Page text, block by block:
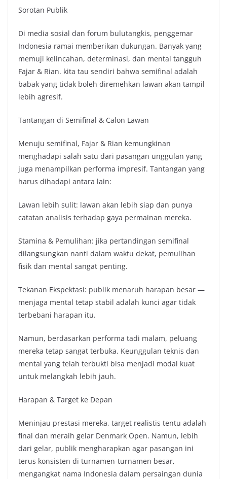
Sorotan Publik
Di media sosial dan forum bulutangkis, penggemar
Indonesia ramai memberikan dukungan. Banyak yang
memuji kelincahan, determinasi, dan mental tangguh
Fajar & Rian. kita tau sendiri bahwa semifinal adalah
babak yang tidak boleh diremehkan lawan akan tampil
lebih agresif.
Tantangan di Semifinal & Calon Lawan
Menuju semifinal, Fajar & Rian kemungkinan
menghadapi salah satu dari pasangan unggulan yang
juga menampilkan performa impresif. Tantangan yang
harus dihadapi antara lain:
Lawan lebih sulit: lawan akan lebih siap dan punya
catatan analisis terhadap gaya permainan mereka.
Stamina & Pemulihan: jika pertandingan semifinal
dilangsungkan nanti dalam waktu dekat, pemulihan
fisik dan mental sangat penting.
Tekanan Ekspektasi: publik menaruh harapan besar —
menjaga mental tetap stabil adalah kunci agar tidak
terbebani harapan itu.
Namun, berdasarkan performa tadi malam, peluang
mereka tetap sangat terbuka. Keunggulan teknis dan
mental yang telah terbukti bisa menjadi modal kuat
untuk melangkah lebih jauh.
Harapan & Target ke Depan
Meninjau prestasi mereka, target realistis tentu adalah
final dan meraih gelar Denmark Open. Namun, lebih
dari gelar, publik mengharapkan agar pasangan ini
terus konsisten di turnamen-turnamen besar,
mengangkat nama Indonesia dalam persaingan dunia